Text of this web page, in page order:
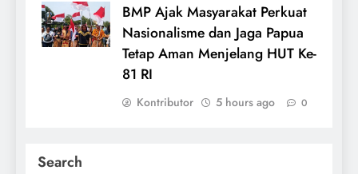
BMP Ajak Masyarakat Perkuat
Nasionalisme dan Jaga Papua
Tetap Aman Menjelang HUT Ke-
81 RI
Kontributor 5 hours ago 0
Search